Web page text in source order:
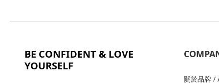
BE CONFIDENT & LOVE
YOURSELF
關於品牌 /